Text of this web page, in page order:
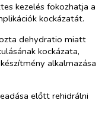
kezelés fokozhatja a
kockázatát.
dehydratio miatt
kockázata,
alkalmazása
előtt rehidrálni